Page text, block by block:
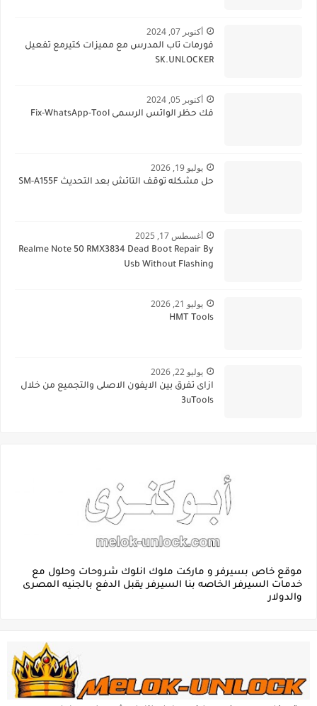
أكتوبر 07, 2024
فورمات تاب المدرس مع مميزات كتيرمع تفعيل
SK.UNLOCKER
أكتوبر 05, 2024
فك حظر الواتس الرسمى Fix-WhatsApp-Tool
يوليو 19, 2026
حل مشكله توقف التاتش بعد التحديث SM-A155F
أغسطس 17, 2025
Realme Note 50 RMX3834 Dead Boot Repair By
Usb Without Flashing
يوليو 21, 2026
HMT Tools
يوليو 22, 2026
ازاى تفرق بين الايفون الاصلى والتجميع من خلال
3uTools
موقع خاص بسيرفر و ماركت ملوك انلوك شروحات وحلول مع
خدمات السيرفر الخاصه بنا السيرفر يقبل الدفع بالجنيه المصرى
والدولار